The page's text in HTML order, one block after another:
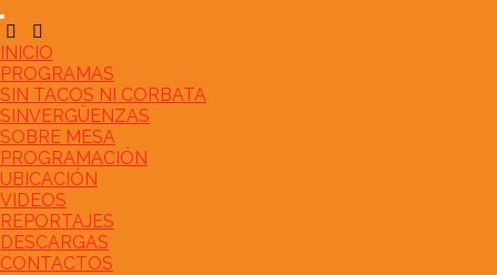
Saltar
al
contenido
INICIO
PROGRAMAS
SIN TACOS NI CORBATA
SINVERGÜENZAS
SOBRE MESA
PROGRAMACIÓN
UBICACIÓN
VIDEOS
REPORTAJES
DESCARGAS
CONTACTOS